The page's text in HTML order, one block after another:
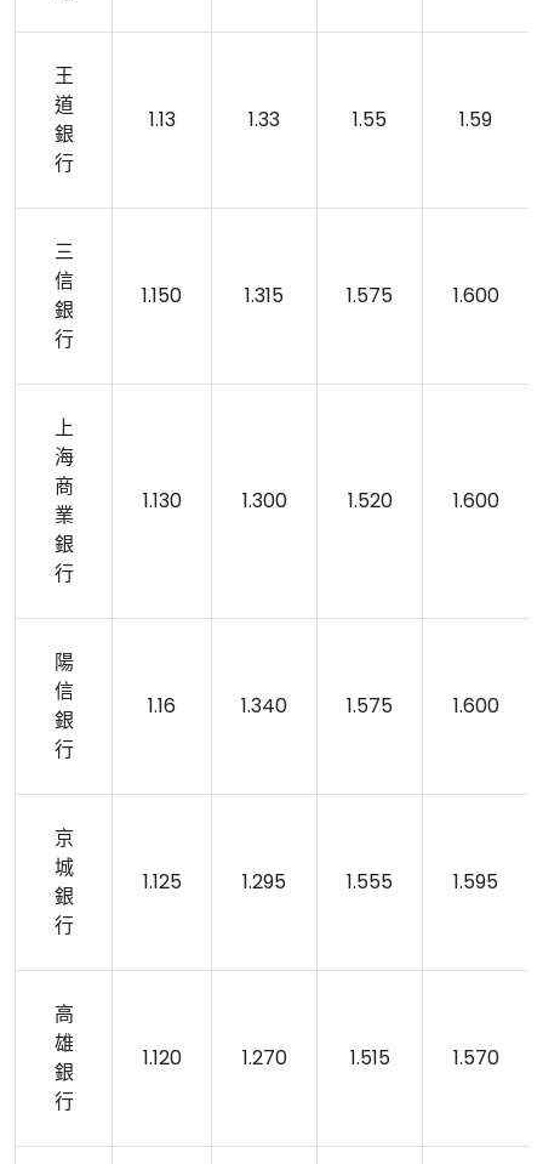
王
道
銀
行
1.13 1.33 1.55 1.59
三
信
銀
行
1.150 1.315 1.575 1.600
上
海
商
業
銀
行
1.130 1.300 1.520 1.600
陽
信
銀
行
1.16 1.340 1.575 1.600
京
城
銀
行
1.125 1.295 1.555 1.595
高
雄
銀
行
1.120 1.270 1.515 1.570